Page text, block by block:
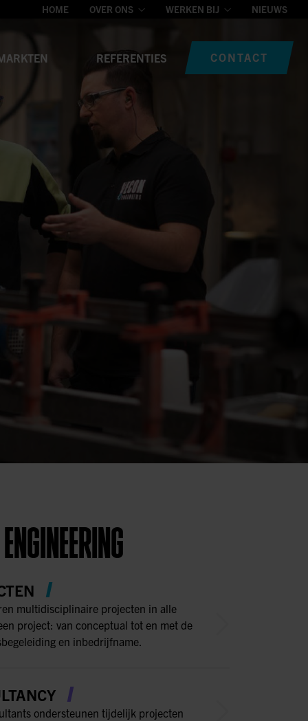
HOME OVER ONS WERKEN BIJ NIEUWS
REFERENTIES CONTACT
multidisciplinaire projecten in alle
project: van conceptual tot en met de
en inbedrijfname.
ondersteunen tijdelijk projecten